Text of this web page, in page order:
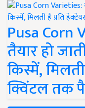
Pusa
तैयार हो
किस्में,
क्विंटल तक